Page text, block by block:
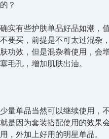
的？
确实有些护肤单品好品如潮，
不要买，前提是不可太过混杂
肤功效，但是混杂着使用，会
塞毛孔，增加肌肤出油。
少量单品当然可以继续使用，
就是因为套装搭配使用的效果
用，外加上好用的明星单品。